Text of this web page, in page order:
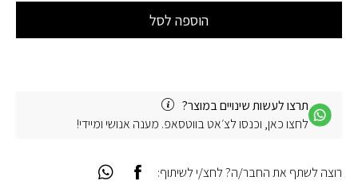
הוספה לסל
תרצו לעשות שינויים במוצר?
לחצו כאן, וכנסו לצ׳אט בווטסאפ. מענה אנושי ומיידי!
רוצה לשתף את החבר/ה? לחצ/י לשיתוף: